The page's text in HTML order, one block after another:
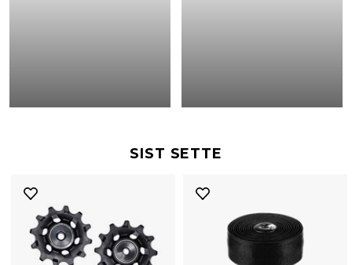
SIST SETTE